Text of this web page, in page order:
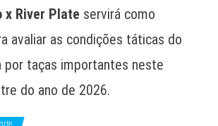
x River Plate servirá como
avaliar as condições táticas do
por taças importantes neste
do ano de 2026.